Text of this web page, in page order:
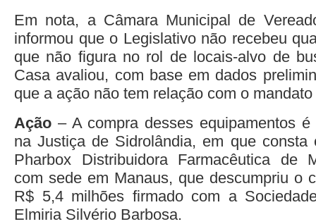
Em nota, a Câmara Municipal de
informou que o Legislativo não recebeu
que não figura no rol de locais-alvo de
Casa avaliou, com base em dados
que a ação não tem relação com o
Ação – A compra desses equipamentos
na Justiça de Sidrolândia, em que consta
Pharbox Distribuidora Farmacêutica de
com sede em Manaus, que descumpriu o
R$ 5,4 milhões firmado com a
Elmiria Silvério Barbosa.